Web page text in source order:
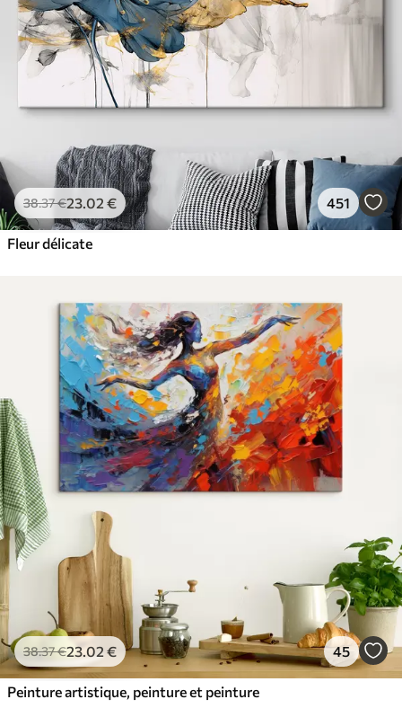
38.37€23.02 € 451
Fleur délicate
38.37€23.02 € 45
Peinture artistique, peinture et peinture